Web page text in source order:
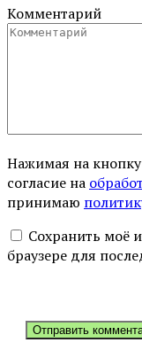
Комментарий
Нажимая на
согласие на
принимаю
Сохранить моё
браузере для